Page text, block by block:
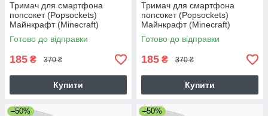
Тримач для смартфона
попсокет (Popsockets)
Майнкрафт (Minecraft)
Готово до відправки
185 ₴ 370 ₴
Купити
Тримач для смартфона
попсокет (Popsockets)
Майнкрафт (Minecraft)
Готово до відправки
185 ₴ 370 ₴
Купити
–50% –50%